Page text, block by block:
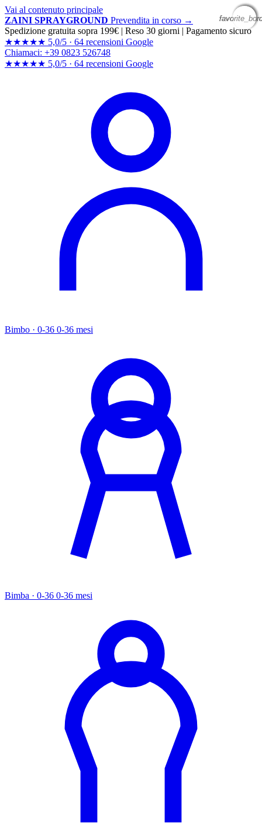
Vai al contenuto principale
ZAINI SPRAYGROUND Prevendita in corso →
Spedizione gratuita sopra 199€ | Reso 30 giorni | Pagamento sicuro
★★★★★ 5,0/5 · 64 recensioni Google
Chiamaci: +39 0823 526748
★★★★★ 5,0/5 · 64 recensioni Google
Bimbo · 0-36 0-36 mesi
Bimba · 0-36 0-36 mesi